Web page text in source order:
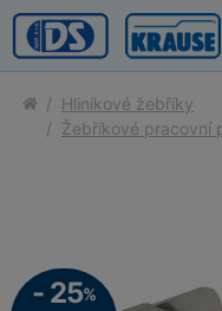
Hliníkové žebříky
Žebříkové pracovní
- 25%